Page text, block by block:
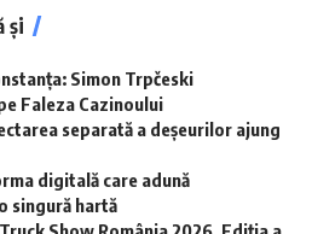
și
Simon Trpčeski
Faleza Cazinoului
separată a deșeurilor ajung
digitală care adună
singură hartă